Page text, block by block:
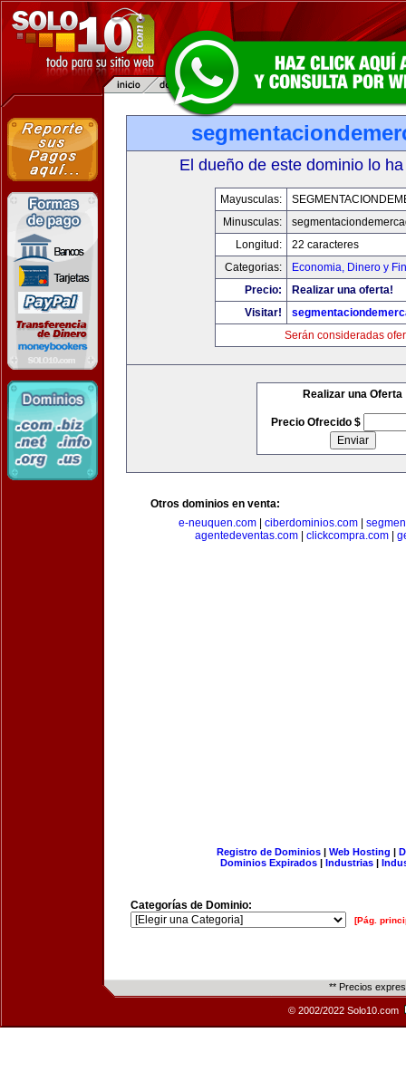
El dueño de este dominio lo
Mayusculas:
Minusculas:
Longitud:
22 caracteres
Categorias:
Economia, Dinero y
Precio:
Realizar una oferta!
Visitar!
Serán consideradas
Realizar una Oferta
Precio Ofrecido $
Otros dominios en venta:
e-neuquen.com
ciberdominios.com
agentedeventas.com| clickcompra.com|
Registro de Dominios| Web Hosting |
Dominios Expirados | Industrias |
Categorías de Dominio:
[Pág.
** Precios
© 2002/2022 Solo10.com